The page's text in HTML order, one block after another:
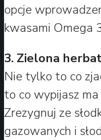
opcje
kwasami Omega
3. Zielona
Nie tylko to co
to co wypijasz ma
Zrezygnuj ze
gazowanych i